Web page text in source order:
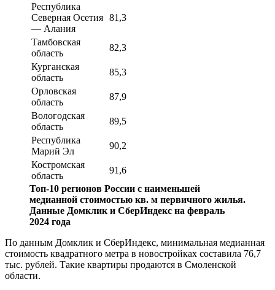
Республика
Северная Осетия
— Алания
81,3
Тамбовская
область
82,3
Курганская
область
85,3
Орловская
область
87,9
Вологодская
область
89,5
Республика
Марий Эл
90,2
Костромская
область
91,6
Топ-10 регионов России с наименьшей
медианной стоимостью кв. м первичного жилья.
Данные Домклик и СберИндекс на февраль
2024 года
По данным Домклик и СберИндекс, минимальная медианная
стоимость квадратного метра в новостройках составила 76,7
тыс. рублей. Такие квартиры продаются в Смоленской
области.